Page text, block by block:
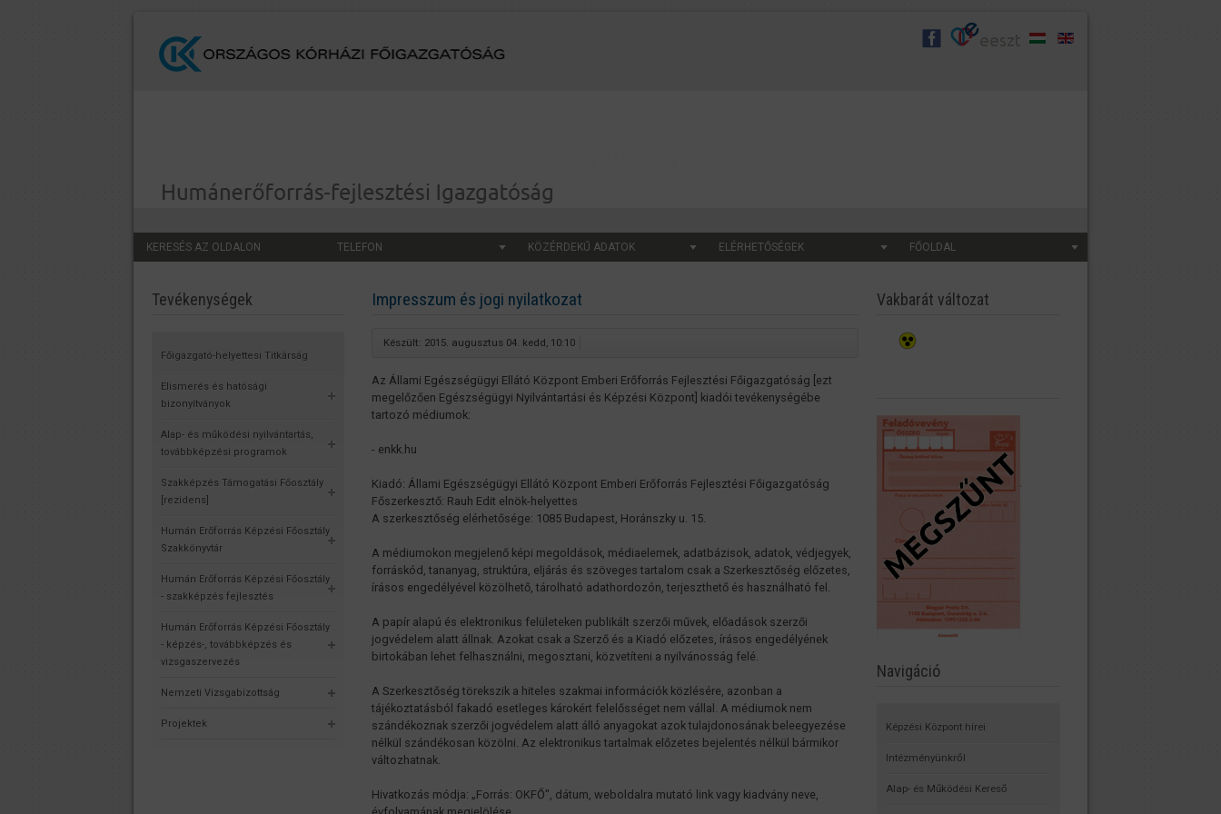
KERESÉS AZ OLDALON TELEFON KÖZÉRDEKŰ ADATOK ELÉRHETŐSÉGEK FŐOLDAL
Tevékenységek
Főigazgató-helyettesi Titkárság
Elismerés és hatósági
bizonyítványok
Alap- és működési nyilvántartás,
továbbképzési programok
Szakképzés Támogatási Főosztály
[rezidens]
Humán Erőforrás Képzési Főosztály
Szakkönyvtár
Humán Erőforrás Képzési Főosztály
- szakképzés fejlesztés
Humán Erőforrás Képzési Főosztály
- képzés-, továbbképzés és
vizsgaszervezés
Nemzeti Vizsgabizottság
Projektek
Impresszum és jogi nyilatkozat
Készült: 2015. augusztus 04. kedd, 10:10
Az Állami Egészségügyi Ellátó Központ Emberi Erőforrás Fejlesztési Főigazgatóság [ezt
megelőzően Egészségügyi Nyilvántartási és Képzési Központ] kiadói tevékenységébe
tartozó médiumok:
- enkk.hu
Kiadó: Állami Egészségügyi Ellátó Központ Emberi Erőforrás Fejlesztési Főigazgatóság
Főszerkesztő: Rauh Edit elnök-helyettes
A szerkesztőség elérhetősége: 1085 Budapest, Horánszky u. 15.
A médiumokon megjelenő képi megoldások, médiaelemek, adatbázisok, adatok, védjegyek,
forráskód, tananyag, struktúra, eljárás és szöveges tartalom csak a Szerkesztőség előzetes,
írásos engedélyével közölhető, tárolható adathordozón, terjeszthető és használható fel.
A papír alapú és elektronikus felületeken publikált szerzői művek, előadások szerzői
jogvédelem alatt állnak. Azokat csak a Szerző és a Kiadó előzetes, írásos engedélyének
birtokában lehet felhasználni, megosztani, közvetíteni a nyilvánosság felé.
A Szerkesztőség törekszik a hiteles szakmai információk közlésére, azonban a
tájékoztatásból fakadó esetleges károkért felelősséget nem vállal. A médiumok nem
szándékoznak szerzői jogvédelem alatt álló anyagokat azok tulajdonosának beleegyezése
nélkül szándékosan közölni. Az elektronikus tartalmak előzetes bejelentés nélkül bármikor
változhatnak.
Hivatkozás módja: „Forrás: OKFŐ", dátum, weboldalra mutató link vagy kiadvány neve,
Vakbarát változat
Navigáció
Képzési Központ hírei
Intézményünkről
Alap- és Működési Kereső